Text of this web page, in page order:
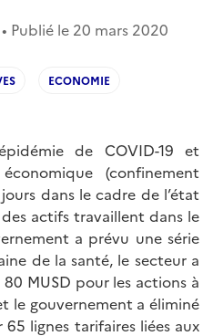
Publié le 20 mars 2020
ECONOMIE
de COVID-19 et
(confinement
dans le cadre de l’état
actifs travaillent dans le
a prévu une série
de la santé, le secteur a
MUSD pour les actions à
le gouvernement a éliminé
lignes tarifaires liées aux